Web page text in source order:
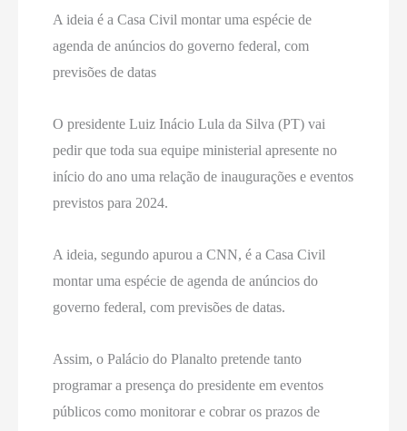
A ideia é a Casa Civil montar uma espécie de
agenda de anúncios do governo federal, com
previsões de datas
O presidente Luiz Inácio Lula da Silva (PT) vai
pedir que toda sua equipe ministerial apresente no
início do ano uma relação de inaugurações e eventos
previstos para 2024.
A ideia, segundo apurou a CNN, é a Casa Civil
montar uma espécie de agenda de anúncios do
governo federal, com previsões de datas.
Assim, o Palácio do Planalto pretende tanto
programar a presença do presidente em eventos
públicos como monitorar e cobrar os prazos de